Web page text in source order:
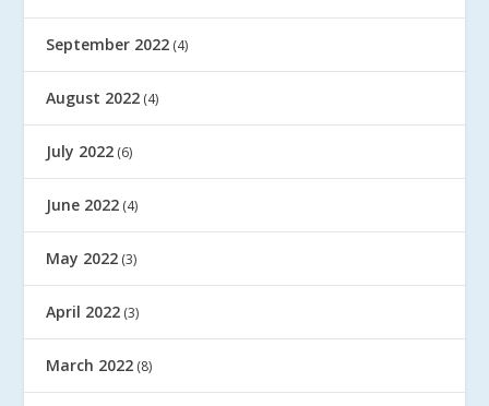
September 2022 (4)
August 2022 (4)
July 2022 (6)
June 2022 (4)
May 2022 (3)
April 2022 (3)
March 2022 (8)